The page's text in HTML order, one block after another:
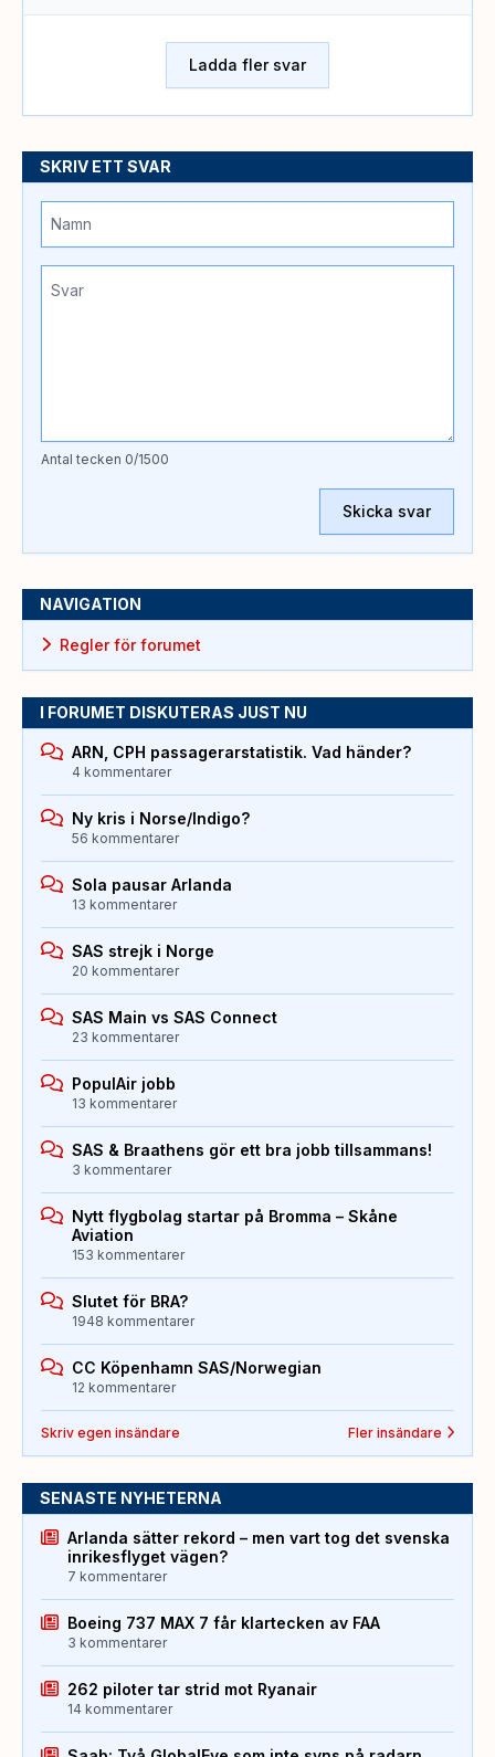
Ladda fler svar
SKRIV ETT SVAR
Antal tecken 0/1500
Skicka svar
NAVIGATION
Regler för forumet
I FORUMET DISKUTERAS JUST NU
ARN, CPH passagerarstatistik. Vad händer?
4 kommentarer
Ny kris i Norse/Indigo?
56 kommentarer
Sola pausar Arlanda
13 kommentarer
SAS strejk i Norge
20 kommentarer
SAS Main vs SAS Connect
23 kommentarer
PopulAir jobb
13 kommentarer
SAS & Braathens gör ett bra jobb tillsammans!
3 kommentarer
Nytt flygbolag startar på Bromma – Skåne
Aviation
153 kommentarer
Slutet för BRA?
1948 kommentarer
CC Köpenhamn SAS/Norwegian
12 kommentarer
Skriv egen insändare Fler insändare
SENASTE NYHETERNA
Arlanda sätter rekord – men vart tog det svenska
inrikesflyget vägen?
7 kommentarer
Boeing 737 MAX 7 får klartecken av FAA
3 kommentarer
262 piloter tar strid mot Ryanair
14 kommentarer